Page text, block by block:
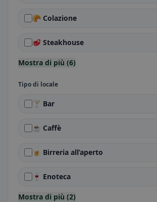
🥐 Colazione
🥩 Steakhouse
Mostra di più (6)
Tipo di locale
🍸 Bar
☕ Caffè
🍺 Birreria all’aperto
🍷 Enoteca
Mostra di più (2)